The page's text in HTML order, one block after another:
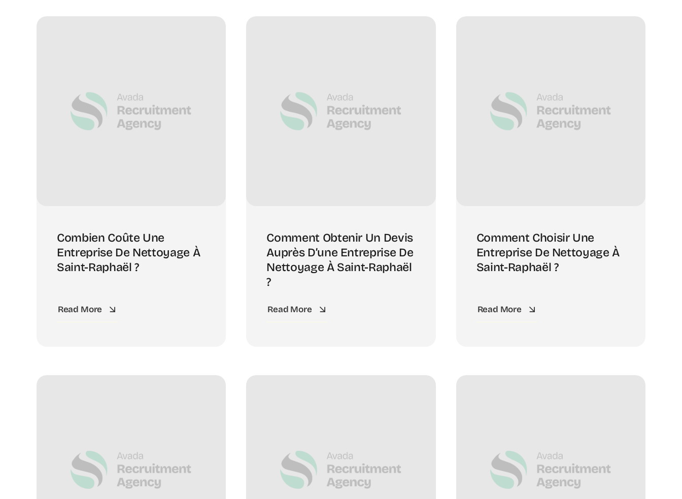
Combien Coûte Une
Entreprise De Nettoyage À
Saint-Raphaël ?
Read More
Comment Obtenir Un Devis
Auprès D’une Entreprise De
Nettoyage À Saint-Raphaël
?
Read More
Comment Choisir Une
Entreprise De Nettoyage À
Saint-Raphaël ?
Read More